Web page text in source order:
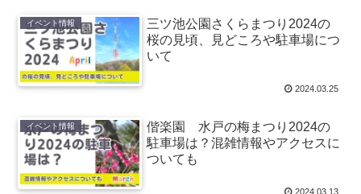
イベント情報
三ツ池公園さくらまつり2024の
桜の見頃、見どころや駐車場につ
いて
2024.03.25
イベント情報
偕楽園 水戸の梅まつり2024の
駐車場は？混雑情報やアクセスに
ついても
2024.03.13